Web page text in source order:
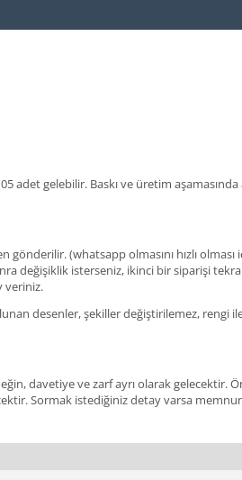
adet gelebilir. Baskı ve üretim
(whatsapp olmasını hızlı
değişiklik isterseniz, ikinci bir siparişi
veriniz.
desenler, şekiller değiştirilemez, rengi
davetiye ve zarf ayrı olarak gelecektir.
Sormak istediğiniz detay varsa